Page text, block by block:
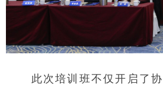
此次培训班不仅开启了